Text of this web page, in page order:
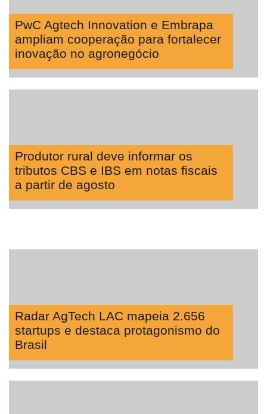
PwC Agtech Innovation e Embrapa
ampliam cooperação para fortalecer
inovação no agronegócio
Produtor rural deve informar os
tributos CBS e IBS em notas fiscais
a partir de agosto
Radar AgTech LAC mapeia 2.656
startups e destaca protagonismo do
Brasil